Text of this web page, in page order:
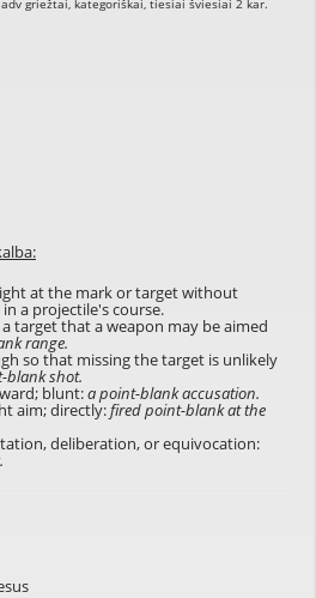
at the mark or target without
a projectile's course.
target that a weapon may be aimed
range.
so that missing the target is unlikely
blank shot.
blunt:a point-blank accusation.
aim; directly:fired point-blank at the
deliberation, or equivocation: